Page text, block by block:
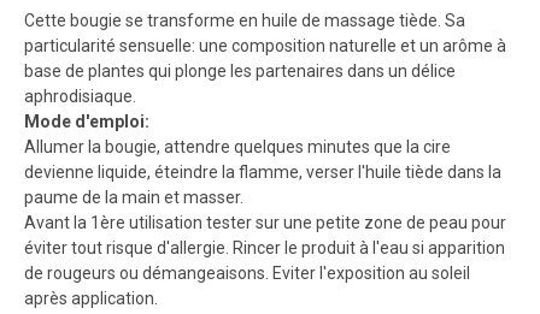
Cette bougie se transforme en huile de massage tiède. Sa
particularité sensuelle: une composition naturelle et un arôme à
base de plantes qui plonge les partenaires dans un délice
aphrodisiaque.
Mode d'emploi:
Allumer la bougie, attendre quelques minutes que la cire
devienne liquide, éteindre la flamme, verser l'huile tiède dans la
paume de la main et masser.
Avant la 1ère utilisation tester sur une petite zone de peau pour
éviter tout risque d'allergie. Rincer le produit à l'eau si apparition
de rougeurs ou démangeaisons. Eviter l'exposition au soleil
après application.